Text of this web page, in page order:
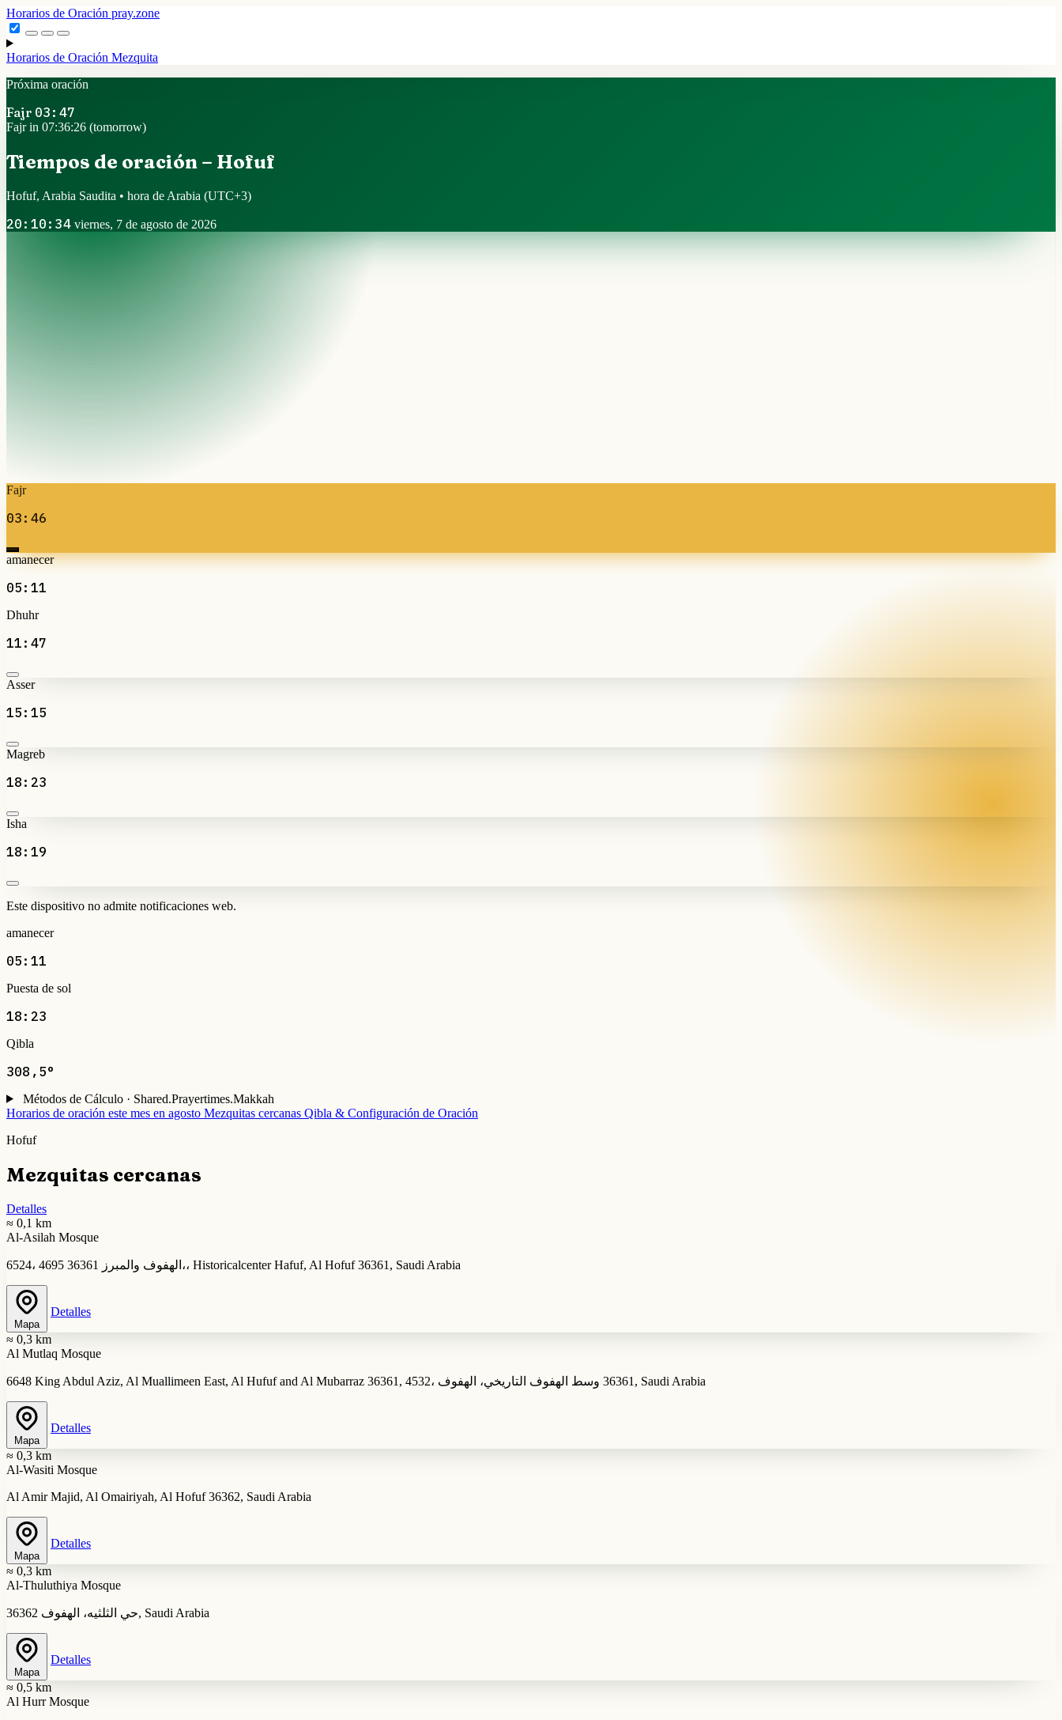
Horarios de Oración pray.zone
Horarios de Oración Mezquita
Próxima oración
Fajr 03:47
Fajr in 07:36:25 (tomorrow)
Tiempos de oración – Hofuf
Hofuf, Arabia Saudita • hora de Arabia (UTC+3)
20:10:35 viernes, 7 de agosto de 2026
Fajr
03:46
amanecer
05:11
Dhuhr
11:47
Asser
15:15
Magreb
18:23
Isha
18:19
Este dispositivo no admite notificaciones web.
amanecer
05:11
Puesta de sol
18:23
Qibla
308,5°
Métodos de Cálculo · Shared.Prayertimes.Makkah
Horarios de oración este mes en agosto Mezquitas cercanas Qibla & Configuración de Oración
Hofuf
Mezquitas cercanas
Detalles
≈ 0,1 km
Al-Asilah Mosque
6524، الهفوف والمبرز 36361 4695،، Historicalcenter Hafuf, Al Hofuf 36361, Saudi Arabia
Mapa
Detalles
≈ 0,3 km
Al Mutlaq Mosque
6648 King Abdul Aziz, Al Muallimeen East, Al Hufuf and Al Mubarraz 36361, 4532، وسط الهفوف التاريخي، الهفوف‎ 36361, Saudi Arabia
Mapa
Detalles
≈ 0,3 km
Al-Wasiti Mosque
Al Amir Majid, Al Omairiyah, Al Hofuf 36362, Saudi Arabia
Mapa
Detalles
≈ 0,3 km
Al-Thuluthiya Mosque
حي الثلثيه، الهفوف 36362, Saudi Arabia
Mapa
Detalles
≈ 0,5 km
Al Hurr Mosque